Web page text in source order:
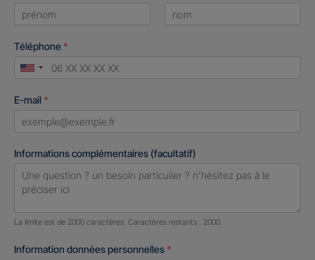
Téléphone *
United
+1
E-mail *
Informations complémentaires (facultatif)
Nombre de caractères restants :2000 caractères restants
La limite est de 2000 caractères. Caractères restants : 2000.
Information données personnelles *